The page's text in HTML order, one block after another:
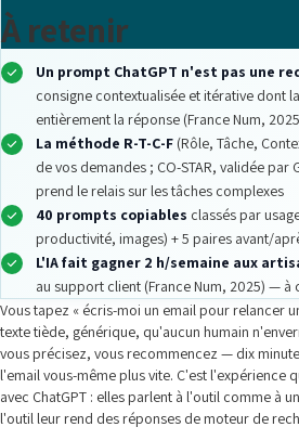
À retenir
Un prompt ChatGPT n'est pas une
consigne contextualisée et itérative dont
entièrement la réponse (France Num,
La méthode R-T-C-F (Rôle, Tâche,
de vos demandes ; CO-STAR, validée par
prend le relais sur les tâches complexes
40 prompts copiables classés par
productivité, images) + 5 paires avant/
L'IA fait gagner 2 h/semaine aux
au support client (France Num, 2025) —
Vous tapez « écris-moi un email pour relancer
texte tiède, générique, qu'aucun humain
vous précisez, vous recommencez — dix
l'email vous-même plus vite. C'est l'expérience
avec ChatGPT : elles parlent à l'outil comme à
l'outil leur rend des réponses de moteur de